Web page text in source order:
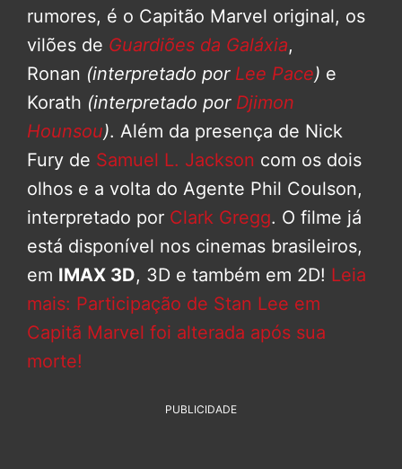
rumores, é o Capitão Marvel original, os
vilões de Guardiões da Galáxia,
Ronan (interpretado por Lee Pace) e
Korath (interpretado por Djimon
Hounsou). Além da presença de Nick
Fury de Samuel L. Jackson com os dois
olhos e a volta do Agente Phil Coulson,
interpretado por Clark Gregg. O filme já
está disponível nos cinemas brasileiros,
em IMAX 3D, 3D e também em 2D! Leia
mais: Participação de Stan Lee em
Capitã Marvel foi alterada após sua
morte!
PUBLICIDADE